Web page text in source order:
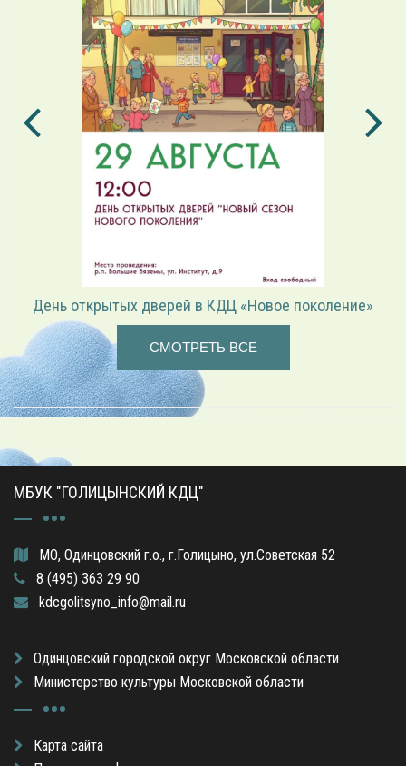
День открытых дверей в КДЦ «Новое поколение»
СМОТРЕТЬ ВСЕ
МБУК "ГОЛИЦЫНСКИЙ КДЦ"
МО, Одинцовский г.о., г.Голицыно, ул.Советская 52
8 (495) 363 29 90
kdcgolitsyno_info@mail.ru
Одинцовский городской округ Московской области
Министерство культуры Московской области
Карта сайта